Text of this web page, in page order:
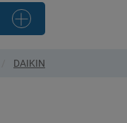
DAIKIN